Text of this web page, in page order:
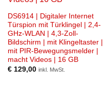
DS6914 | Digitaler Internet
Türspion mit Türklingel | 2,4-
GHz-WLAN | 4,3-Zoll-
Bildschirm | mit Klingeltaster |
mit PIR-Bewegungsmelder |
macht Videos | 16 GB
€129,00 inkl. MwSt.